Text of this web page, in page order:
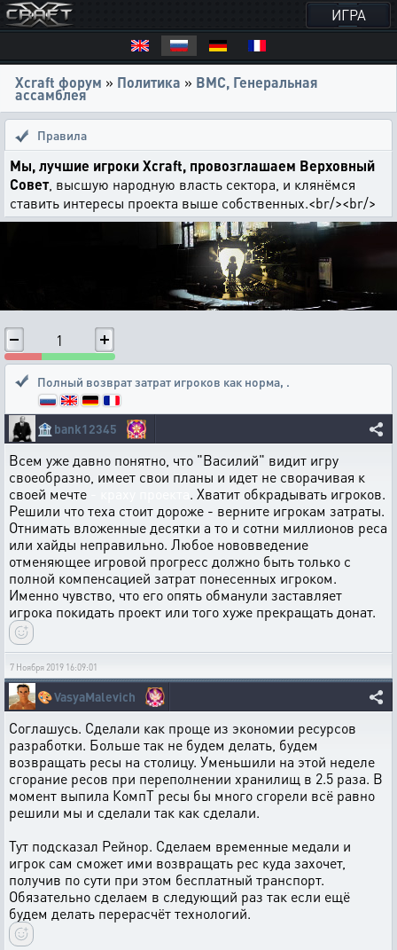
ИГРА
Xcraft форум » Политика » ВМС, Генеральная
ассамблея
Правила
Мы, лучшие игроки Xcraft, провозглашаем Верховный
Совет, высшую народную власть сектора, и клянёмся
ставить интересы проекта выше собственных.<br/><br/>
1
Полный возврат затрат игроков как норма, .
🏦 bank12345
Всем уже давно понятно, что "Василий" видит игру
своеобразно, имеет свои планы и идет не сворачивая к
своей мечте
. Хватит обкрадывать игроков.
Решили что теха стоит дороже - верните игрокам затраты.
Отнимать вложенные десятки а то и сотни миллионов реса
или хайды неправильно. Любое нововведение
отменяющее игровой прогресс должно быть только с
полной компенсацией затрат понесенных игроком.
Именно чувство, что его опять обманули заставляет
игрока покидать проект или того хуже прекращать донат.
7 Ноября 2019 16:09:01
🎨VasyaMalevich
Соглашусь. Сделали как проще из экономии ресурсов
разработки. Больше так не будем делать, будем
возвращать ресы на столицу. Уменьшили на этой неделе
сгорание ресов при переполнении хранилищ в 2.5 раза. В
момент выпила КомпТ ресы бы много сгорели всё равно
решили мы и сделали так как сделали.
Тут подсказал Рейнор. Сделаем временные медали и
игрок сам сможет ими возвращать рес куда захочет,
получив по сути при этом бесплатный транспорт.
Обязательно сделаем в следующий раз так если ещё
будем делать перерасчёт технологий.